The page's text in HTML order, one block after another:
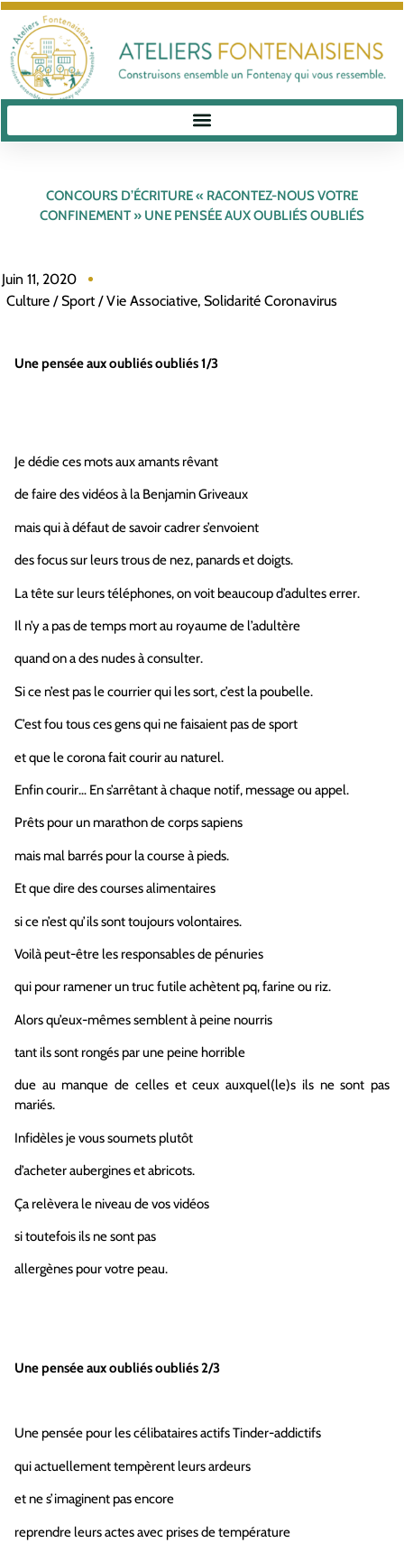
CONCOURS D’ÉCRITURE « RACONTEZ-NOUS VOTRE
CONFINEMENT » UNE PENSÉE AUX OUBLIÉS OUBLIÉS
Juin 11, 2020
Culture / Sport / Vie Associative, Solidarité Coronavirus
Une pensée aux oubliés oubliés 1/3
Je dédie ces mots aux amants rêvant
de faire des vidéos à la Benjamin Griveaux
mais qui à défaut de savoir cadrer s’envoient
des focus sur leurs trous de nez, panards et doigts.
La tête sur leurs téléphones, on voit beaucoup d’adultes errer.
Il n’y a pas de temps mort au royaume de l’adultère
quand on a des nudes à consulter.
Si ce n’est pas le courrier qui les sort, c’est la poubelle.
C’est fou tous ces gens qui ne faisaient pas de sport
et que le corona fait courir au naturel.
Enfin courir… En s’arrêtant à chaque notif, message ou appel.
Prêts pour un marathon de corps sapiens
mais mal barrés pour la course à pieds.
Et que dire des courses alimentaires
si ce n’est qu’ils sont toujours volontaires.
Voilà peut-être les responsables de pénuries
qui pour ramener un truc futile achètent pq, farine ou riz.
Alors qu’eux-mêmes semblent à peine nourris
tant ils sont rongés par une peine horrible
due au manque de celles et ceux auxquel(le)s ils ne sont pas
mariés.
Infidèles je vous soumets plutôt
d’acheter aubergines et abricots.
Ça relèvera le niveau de vos vidéos
si toutefois ils ne sont pas
allergènes pour votre peau.
Une pensée aux oubliés oubliés 2/3
Une pensée pour les célibataires actifs Tinder-addictifs
qui actuellement tempèrent leurs ardeurs
et ne s’imaginent pas encore
reprendre leurs actes avec prises de température